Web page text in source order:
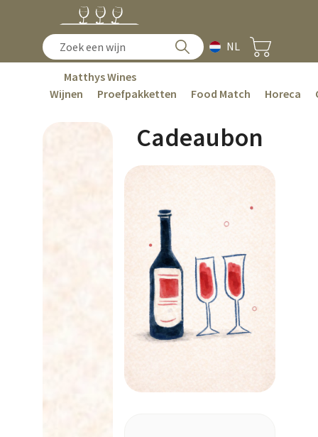
NL
Matthys Wines
Wijnen
Proefpakketten Food Match Horeca
Cadeaubon